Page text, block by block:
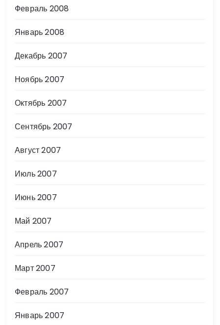
Февраль 2008
Январь 2008
Декабрь 2007
Ноябрь 2007
Октябрь 2007
Сентябрь 2007
Август 2007
Июль 2007
Июнь 2007
Май 2007
Апрель 2007
Март 2007
Февраль 2007
Январь 2007